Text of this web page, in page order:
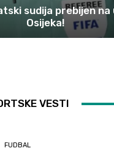
sudija prebijen na
Osijeka!
VESTI
FUDBAL